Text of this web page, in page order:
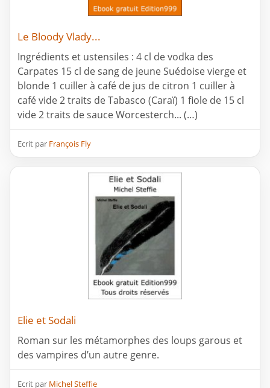
Le Bloody Vlady...
Ingrédients et ustensiles : 4 cl de vodka des
Carpates 15 cl de sang de jeune Suédoise vierge et
blonde 1 cuiller à café de jus de citron 1 cuiller à
café vide 2 traits de Tabasco (Caraï) 1 fiole de 15 cl
vide 2 traits de sauce Worcesterch... (…)
Ecrit par François Fly
Elie et Sodali
Roman sur les métamorphes des loups garous et
des vampires d’un autre genre.
Ecrit par Michel Steffie